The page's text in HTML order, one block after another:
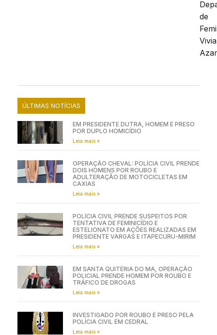
de
ÚLTIMAS NOTÍCIAS
EM PRESIDENTE DUTRA, HOMEM É PRESO
POR DUPLO HOMICÍDIO
Leia mais »
OPERAÇÃO CHEVAL: POLÍCIA CIVIL PRENDE
DOIS HOMENS POR ROUBO E
ADULTERAÇÃO DE MOTOCICLETAS EM
CAXIAS
Leia mais »
POLÍCIA CIVIL PRENDE SUSPEITOS POR
TENTATIVA DE FEMINICÍDIO E
ESTELIONATO EM AÇÕES REALIZADAS EM
PRESIDENTE VARGAS E ITAPECURU-MIRIM
Leia mais »
EM SANTA QUITÉRIA DO MA, OPERAÇÃO
POLICIAL PRENDE HOMEM POR ROUBO E
TRÁFICO DE DROGAS
Leia mais »
INVESTIGADO POR ROUBO É PRESO PELA
POLÍCIA CIVIL EM CEDRAL
Leia mais »